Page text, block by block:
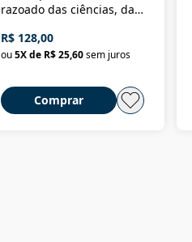
razoado das ciências, das
Civilização material
R$ 128,00
ou5X de R$ 25,60sem juros
Comprar